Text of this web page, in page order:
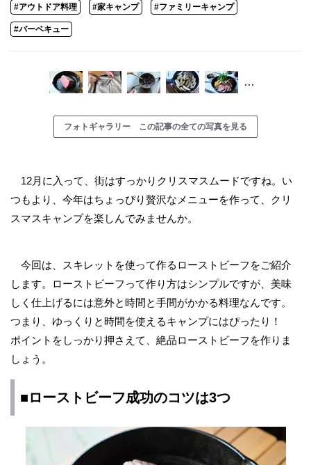
#アウトドア料理 #家キャンプ #ファミリーキャンプ
#バーベキュー
…
フォトギャラリー この記事の全ての写真を見る
12月に入って、街はすっかりクリスマスムードですね。い
つもより、今年はちょっぴり贅沢なメニューを作って、クリ
スマスキャンプを楽しんでみませんか。
今回は、スキレットを使って作るローストビーフをご紹介
します。ローストビーフって作り方はシンプルですが、美味
しく仕上げるには意外と時間と手間がかかる料理なんです。
つまり、ゆっくりと時間を使えるキャンプにはぴったり！
ポイントをしっかり押さえて、絶品ローストビーフを作りま
しょう。
■ローストビーフ成功のコツは3つ